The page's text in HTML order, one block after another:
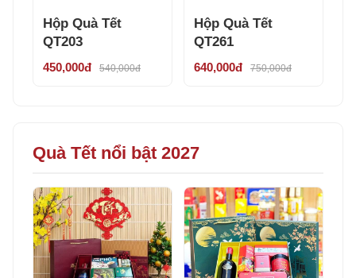
Hộp Quà Tết
QT203
450,000đ 540,000đ
Hộp Quà Tết
QT261
640,000đ 750,000đ
Quà Tết nổi bật 2027